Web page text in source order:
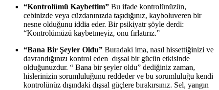
“Kontrolümü Kaybettim” Bu ifade kontrolünüzün,
cebinizde veya cüzdanınızda taşıdığınız, kayboluveren bir
nesne olduğunu iddia eder. Bir psikiyatr şöyle derdi:
“Kontrolümüzü kaybetmeyiz, onu fırlatırız.”
“Bana Bir Şeyler Oldu” Buradaki ima, nasıl hissettiğinizi ve
davrandığınızı kontrol eden dışsal bir gücün etkisinde
olduğunuzdur. “ Bana bir şeyler oldu” dediğiniz zaman,
hislerinizin sorumluluğunu reddeder ve bu sorumluluğu kendi
kontrolünüz dışındaki dışsal güçlere bırakırsınız. Sel, yangın